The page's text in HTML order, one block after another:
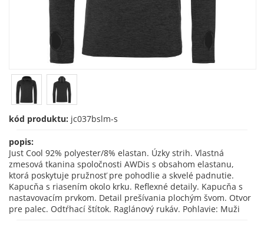
kód produktu: jc037bslm-s
popis:
Just Cool 92% polyester/8% elastan. Úzky strih. Vlastná
zmesová tkanina spoločnosti AWDis s obsahom elastanu,
ktorá poskytuje pružnosť pre pohodlie a skvelé padnutie.
Kapucňa s riasením okolo krku. Reflexné detaily. Kapucňa s
nastavovacím prvkom. Detail prešívania plochým švom. Otvor
pre palec. Odtŕhací štítok. Raglánový rukáv. Pohlavie: Muži